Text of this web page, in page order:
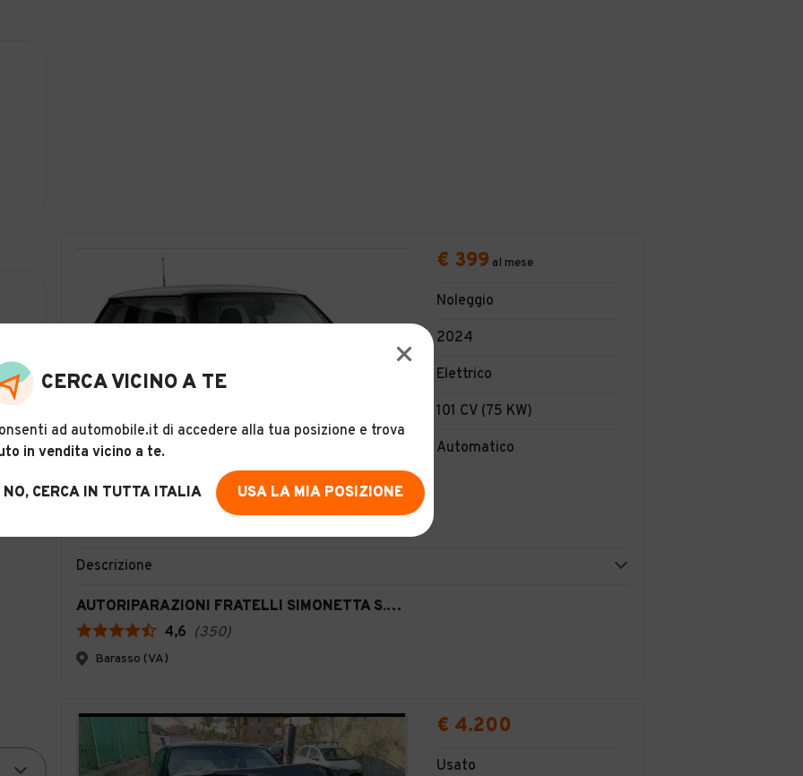
1
€ 399 al mese
Noleggio
2024
Elettrico
101 CV (75 KW)
Automatico
Descrizione
AUTORIPARAZIONI FRATELLI SIMONETTA S.R.L.
4,6 (350)
Barasso (VA)
€ 4.200
Usato
CERCA VICINO A TE
ad automobile.it di accedere alla tua posizione e trova
in vendita vicino a te.
NO, CERCA IN TUTTA ITALIA USA LA MIA POSIZIONE